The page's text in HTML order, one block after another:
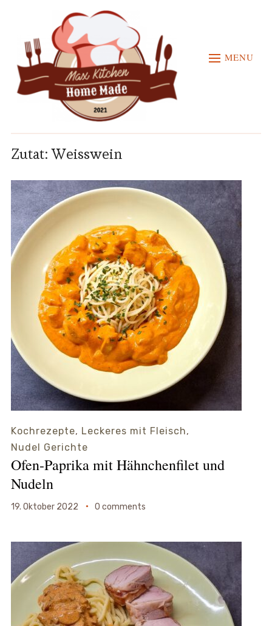
MENU
Zutat:Weisswein
Kochrezepte, Leckeres mit Fleisch,
Nudel Gerichte
Ofen-Paprika mit Hähnchenfilet und
Nudeln
19. Oktober 2022 0 comments